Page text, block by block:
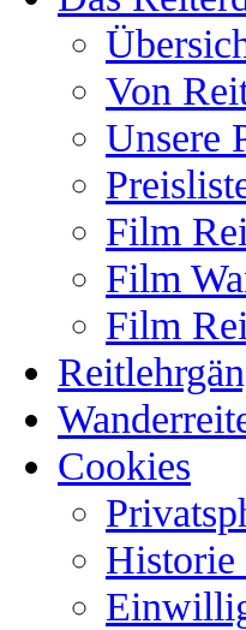
Von
Unsere
Film
Film
Film
Cookies
Historie